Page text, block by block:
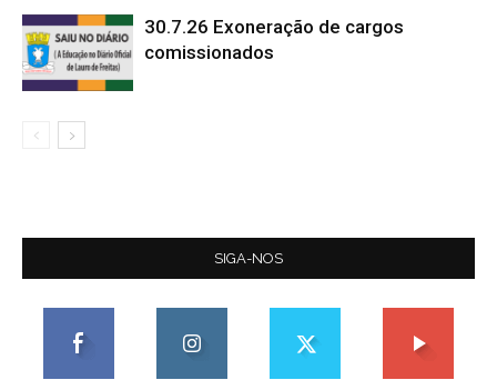
30.7.26 Exoneração de cargos
comissionados
SIGA-NOS